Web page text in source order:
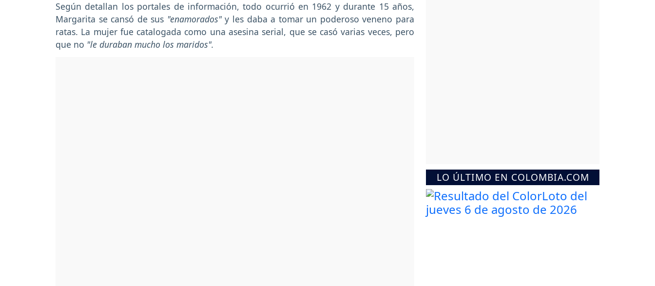
Según detallan los portales de información, todo ocurrió en 1962 y durante 15 años,
Margarita se cansó de sus "enamorados"y les daba a tomar un poderoso veneno para
ratas. La mujer fue catalogada como una asesina serial, que se casó varias veces, pero
que no "le duraban mucho los maridos".
LO ÚLTIMO EN COLOMBIA.COM